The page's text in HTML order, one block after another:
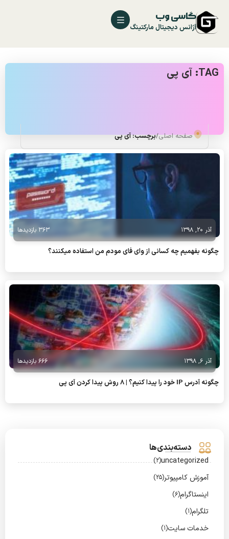
گاسی وب
آژانس دیجیتال مارکتینگ
TAG: آی پی
صفحه اصلی/برچسب: آی پی
آذر 20, 1398 363 بازدیدها
چگونه بفهمیم چه کسانی از وای فای مودم من استفاده میکنند؟
آذر 6, 1398 666 بازدیدها
چگونه آدرس IP خود را پیدا کنیم؟ | 8 روش پیدا کردن آی پی
دسته‌بندی‌ها
uncategorized
(2)
آموزش کامپیوتر(25)
اینستاگرام(6)
تلگرام(1)
خدمات سایت(1)